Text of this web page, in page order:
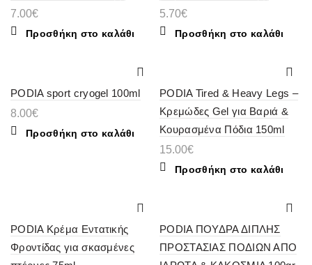
7.00€
Προσθήκη στο καλάθι
5.70€
Προσθήκη στο καλάθι
PODIA sport cryogel 100ml
8.00€
Προσθήκη στο καλάθι
PODIA Tired & Heavy Legs –
Κρεμώδες Gel για Βαριά &
Κουρασμένα Πόδια 150ml
15.00€
Προσθήκη στο καλάθι
PODIA Κρέμα Εντατικής
Φροντίδας για σκασμένες
PODIA ΠΟΥΔΡΑ ΔΙΠΛΗΣ
ΠΡΟΣΤΑΣΙΑΣ ΠΟΔΙΩΝ ΑΠΟ